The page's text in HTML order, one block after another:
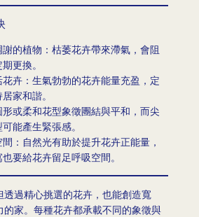
的植物：枯萎花卉帶來滯氣，會阻
更換。
卉：生氣勃勃的花卉能量充盈，定
家和諧。
或柔和花型象徵團結與平和，而尖
能產生緊張感。
：自然光有助於提升花卉正能量，
要給花卉留足呼吸空間。
過精心挑選的花卉，也能創造寬
的家。每種花卉都承載不同的象徵與